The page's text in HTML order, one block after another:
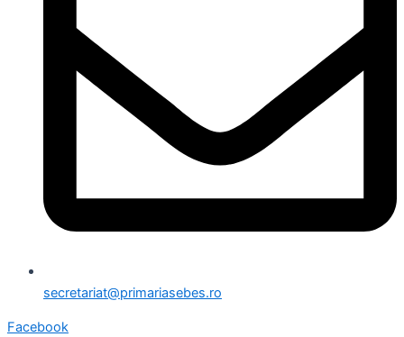
secretariat@primariasebes.ro
Facebook